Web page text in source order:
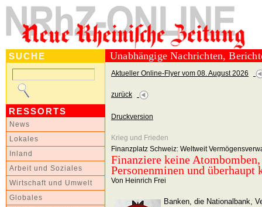
SUCHE
RESSORTS
News
Lokales
Inland
Arbeit und Soziales
Wirtschaft und Umwelt
Globales
Unabhängige Nachrichten,
Aktueller Online-Flyer vom 08. August 2026
zurück
Druckversion
Krieg und Frieden
Finanzplatz Schweiz: Weltweit
Finanziere keine
Personenminen und
Von Heinrich Frei
Banken, die Nationalbank,